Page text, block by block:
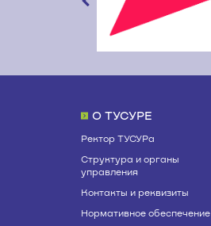
О ТУСУРЕ
Ректор ТУСУРа
Структура и органы
управления
Контакты и реквизиты
Нормативное обеспечение